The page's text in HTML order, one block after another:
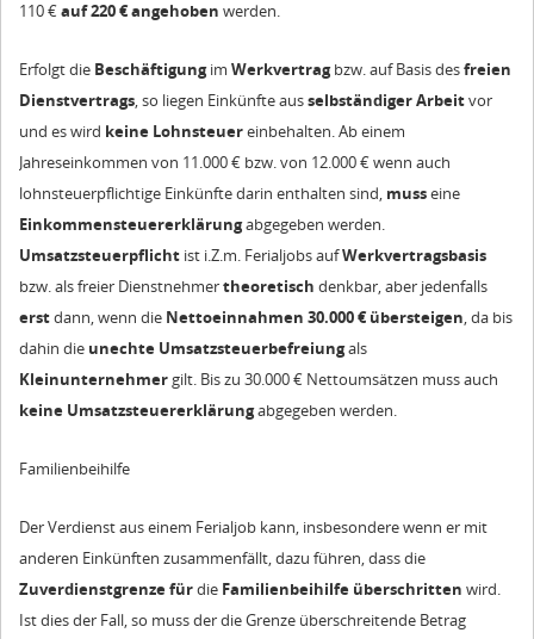
110 €auf 220 € angehoben werden.
Erfolgt die Beschäftigungim Werkvertragbzw. auf Basis desfreien
Dienstvertrags, so liegen Einkünfte ausselbständiger Arbeitvor
und es wird keine Lohnsteuereinbehalten. Ab einem
Jahreseinkommen von 11.000 € bzw. von 12.000 € wenn auch
lohnsteuerpflichtige Einkünfte darin enthalten sind, musseine
Einkommensteuererklärungabgegeben werden.
Umsatzsteuerpflicht ist i.Z.m. Ferialjobs aufWerkvertragsbasis
bzw. als freier Dienstnehmertheoretisch denkbar, aber jedenfalls
erstdann, wenn die Nettoeinnahmen 30.000 € übersteigen, da bis
dahin die unechte Umsatzsteuerbefreiungals
Kleinunternehmer gilt. Bis zu 30.000 € Nettoumsätzen muss auch
keine Umsatzsteuererklärungabgegeben werden.
Familienbeihilfe
Der Verdienst aus einem Ferialjob kann, insbesondere wenn er mit
anderen Einkünften zusammenfällt, dazu führen, dass die
Zuverdienstgrenzefürdie Familienbeihilfe überschritten wird.
Ist dies der Fall, so muss der die Grenze überschreitende Betrag